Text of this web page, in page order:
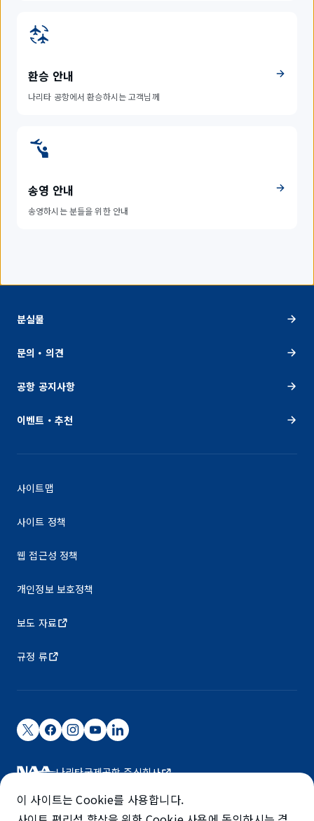
환승 안내
나리타 공항에서 환승하시는 고객님께
송영 안내
송영하시는 분들을 위한 안내
분실물
문의・의견
공항 공지사항
이벤트・추천
사이트맵
사이트 정책
웹 접근성 정책
개인정보 보호정책
보도 자료
규정 류
나리타국제공항 주식회사
나리타 국제공항은 NAA가 운영하고 있습니다.
©NARITA INTERNATIONAL AIRPORT CORPORATION
이 사이트는 Cookie를 사용합니다.